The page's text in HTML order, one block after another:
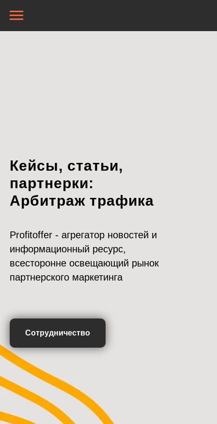
Кейсы, статьи,
партнерки:
Арбитраж трафика
Profitoffer - агрегатор новостей и
информационный ресурс,
всесторонне освещающий рынок
партнерского маркетинга
Сотрудничество